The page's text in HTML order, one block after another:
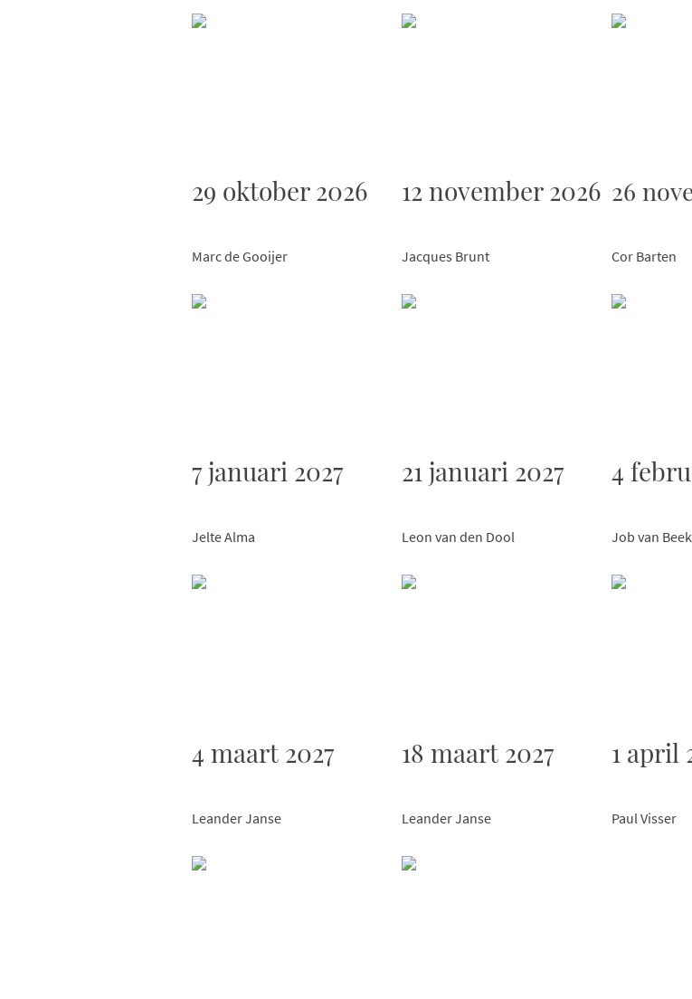
29 oktober 2026
Marc de Gooijer
12 november 2026
Jacques Brunt
26
Cor Barten
7 januari 2027
Jelte Alma
21 januari 2027
Leon van den Dool
4
Job van Beek
4 maart 2027
Leander Janse
18 maart 2027
Leander Janse
1 april
Paul Visser